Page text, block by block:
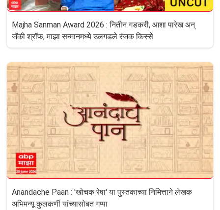
Majha Sanman Award 2026 : नितीन गडकरी, आशा पारेख अन्
जॅकी श्रॉफ; माझा सन्मानमध्ये उलगडले रंजक किस्से
Anandache Paan : 'खोचक रेषा' या पुस्तकाच्या निमित्ताने लेखक
अभिमन्यू कुलकर्णी यांच्यासोबत गप्पा